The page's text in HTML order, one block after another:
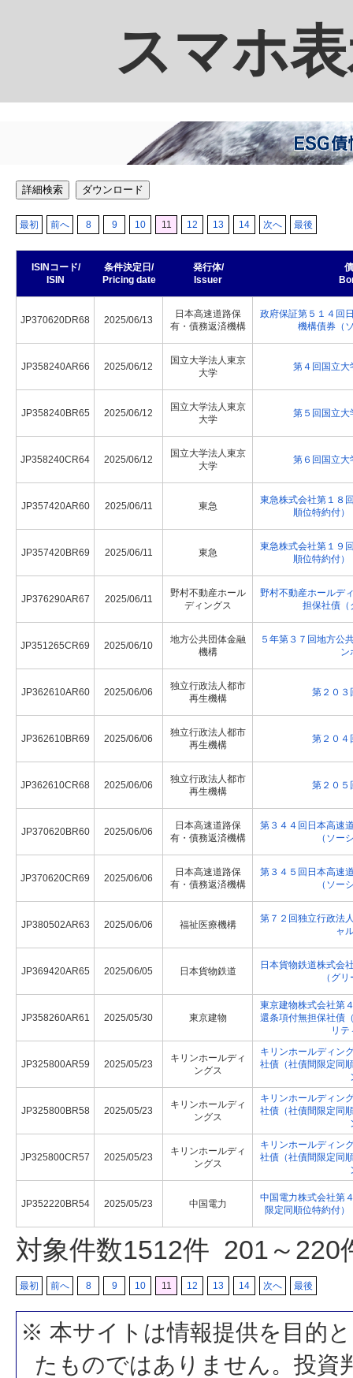
スマホ
詳細検索 ダウンロード
最初 前へ 8 9 10 11 12 13 14 次へ 最後
ISINコード/
ISIN
条件決定日/
Pricing date
発行体/
Issuer
JP370620DR68 2025/06/13
日本高速道路保
有・債務返済機構
政府保証第５１４回
機構債券（
JP358240AR66 2025/06/12
国立大学法人東京
大学
第４回国立大
JP358240BR65 2025/06/12
国立大学法人東京
大学
第５回国立大
JP358240CR64 2025/06/12
国立大学法人東京
大学
第６回国立大
JP357420AR60 2025/06/11 東急
東急株式会社第１８
順位特約付
JP357420BR69 2025/06/11 東急
東急株式会社第１９
順位特約付
JP376290AR67 2025/06/11
野村不動産ホール
ディングス
野村不動産ホールデ
担保社債（
JP351265CR69 2025/06/10
地方公共団体金融
機構
５年第３７回地方公
ン
JP362610AR60 2025/06/06
独立行政法人都市
再生機構
第２０３
JP362610BR69 2025/06/06
独立行政法人都市
再生機構
第２０４
JP362610CR68 2025/06/06
独立行政法人都市
再生機構
第２０５
JP370620BR60 2025/06/06
日本高速道路保
有・債務返済機構
第３４４回日本高速
（ソー
JP370620CR69 2025/06/06
日本高速道路保
有・債務返済機構
第３４５回日本高速
（ソー
JP380502AR63 2025/06/06 福祉医療機構
第７２回独立行政法
ャ
JP369420AR65 2025/06/05 日本貨物鉄道
日本貨物鉄道株式会
（グ
JP358260AR61 2025/05/30 東京建物
東京建物株式会社第
還条項付無担保社債
リテ
JP325800AR59 2025/05/23
キリンホールディ
ングス
キリンホールディン
社債（社債間限定同
JP325800BR58 2025/05/23
キリンホールディ
ングス
キリンホールディン
社債（社債間限定同
JP325800CR57 2025/05/23
キリンホールディ
ングス
キリンホールディン
社債（社債間限定同
JP352220BR54 2025/05/23 中国電力
中国電力株式会社第
限定同順位特約付
対象件数1512件 201～220
最初 前へ 8 9 10 11 12 13 14 次へ 最後
※ 本サイトは情報提供を目的
たものではありません。投資